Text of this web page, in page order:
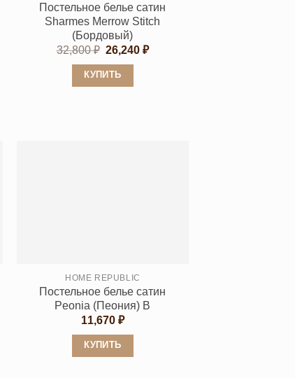
Постельное белье сатин
Sharmes Merrow Stitch
(Бордовый)
32,800₽ Первоначальная
составляла
32,800 ₽.
26,240₽Текущая
КУПИТЬ
HOME REPUBLIC
Постельное белье сатин
Peonia (Пеония) B
11,670 ₽
КУПИТЬ